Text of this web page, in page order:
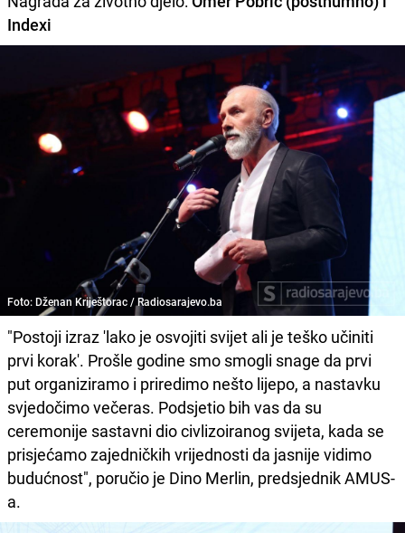
Indexi
Foto: Dženan Kriještorac / Radiosarajevo.ba
"Postoji izraz 'lako je osvojiti svijet ali je teško učiniti
prvi korak'. Prošle godine smo smogli snage da prvi
put organiziramo i priredimo nešto lijepo, a nastavku
svjedočimo večeras. Podsjetio bih vas da su
ceremonije sastavni dio civlizoiranog svijeta, kada se
prisjećamo zajedničkih vrijednosti da jasnije vidimo
budućnost", poručio je Dino Merlin, predsjednik AMUS-
a.